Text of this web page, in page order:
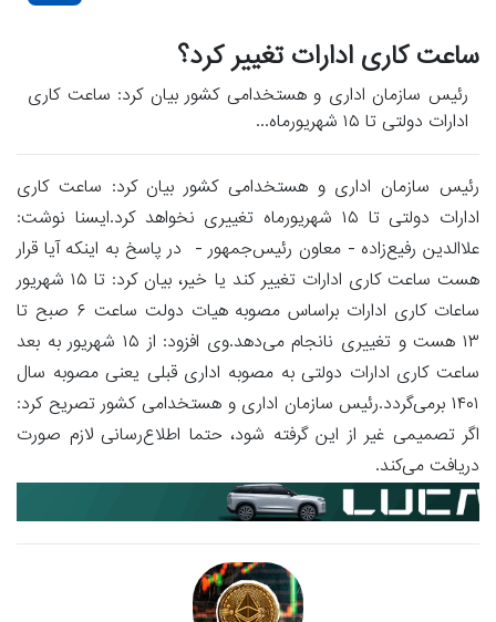
ساعت کاری ادارات تغییر کرد؟
رئیس سازمان اداری و هستخدامی کشور بیان کرد: ساعت کاری
ادارات دولتی تا ۱۵ شهریورماه...
رئیس سازمان اداری و هستخدامی کشور بیان کرد: ساعت کاری
ادارات دولتی تا ۱۵ شهریورماه تغییری نخواهد کرد.ایسنا نوشت:
علاالدین رفیع‌زاده‌ - معاون رئیس‌جمهور - در پاسخ به اینکه آیا قرار
هست ساعت کاری ادارات تغییر کند یا خیر، بیان کرد: تا ۱۵ شهریور
ساعات کاری ادارات براساس مصوبه هیات دولت ساعت ۶ صبح تا
۱۳ هست و تغییری نانجام می‌دهد.وی افزود: از ۱۵ شهریور به بعد
ساعت کاری ادارات دولتی به مصوبه اداری قبلی یعنی مصوبه سال
۱۴۰۱ برمی‌گردد.رئیس سازمان اداری و هستخدامی کشور تصریح کرد:
اگر تصمیمی غیر از این گرفته شود، حتما اطلاع‌رسانی لازم صورت
دریافت می‌کند.